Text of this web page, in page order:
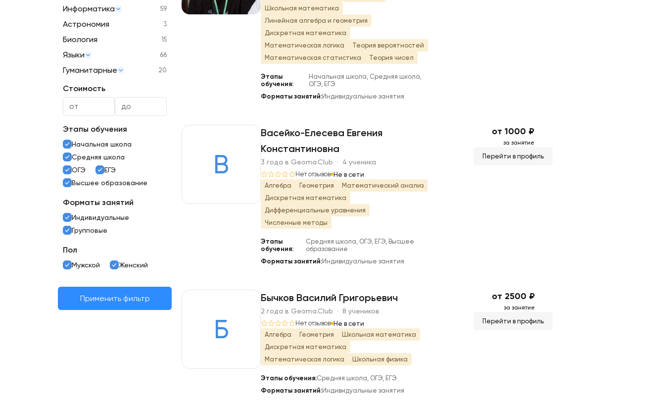
Информатика 59
Астрономия 3
Биология 15
Языки 66
Гуманитарные 20
Стоимость
Этапы обучения
Начальная школа
Средняя школа
ОГЭ
ЕГЭ
Высшее образование
Форматы занятий
Индивидуальные
Групповые
Пол
Мужской Женский
Применить фильтр
Школьная математика
Линейная алгебра и геометрия
Дискретная математика
Математическая логика
Теория вероятностей
Математическая статистика
Теория чисел
Этапы
обучения:
Начальная школа, Средняя школа,
ОГЭ, ЕГЭ
Форматы занятий:Индивидуальные занятия
В
Васейко-Елесева Евгения
Константиновна
3 года в Geoma.Club · 4 ученика
Нет отзывов Не в сети
Алгебра
Геометрия
Математический анализ
Дискретная математика
Дифференциальные уравнения
Численные методы
Этапы
обучения:
Средняя школа, ОГЭ, ЕГЭ, Высшее
образование
Форматы занятий:Индивидуальные занятия
от 1000 ₽
за занятие
Перейти в профиль
Б
Бычков Василий Григорьевич
2 года в Geoma.Club · 8 учеников
Нет отзывов Не в сети
Алгебра
Геометрия
Школьная математика
Дискретная математика
Математическая логика
Школьная физика
Этапы обучения:Средняя школа, ОГЭ, ЕГЭ
Форматы занятий:Индивидуальные занятия
от 2500 ₽
за занятие
Перейти в профиль